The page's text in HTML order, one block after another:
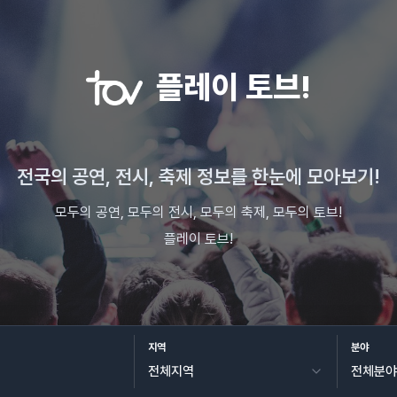
플레이 토브!
전국의 공연, 전시, 축제 정보를 한눈에 모아보기!
모두의 공연, 모두의 전시, 모두의 축제, 모두의 토브!
플레이 토브!
지역 분야